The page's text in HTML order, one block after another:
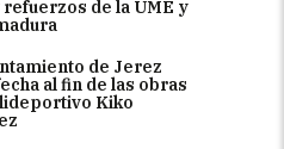
refuerzos de la UME y
de Jerez
al fin de las obras
Kiko